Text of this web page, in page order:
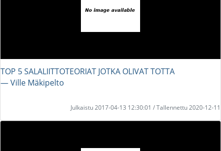
TOP 5 SALALIITTOTEORIAT JOTKA OLIVAT TOTTA
― Ville Mäkipelto
Julkaistu 2017-04-13 12:30:01 / Tallennettu 2020-12-11